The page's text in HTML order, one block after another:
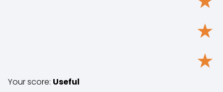
★
★
Your score: Useful